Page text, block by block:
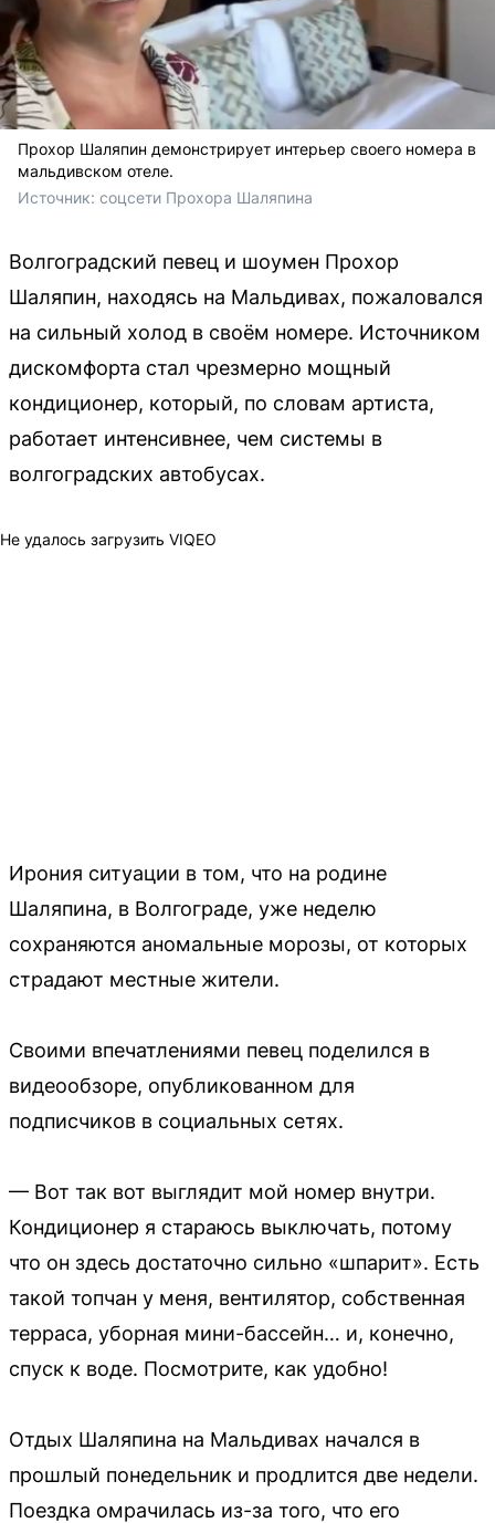
Прохор Шаляпин демонстрирует интерьер своего номера в
мальдивском отеле.
Источник: соцсети Прохора Шаляпина
Волгоградский певец и шоумен Прохор
Шаляпин, находясь на Мальдивах, пожаловался
на сильный холод в своём номере. Источником
дискомфорта стал чрезмерно мощный
кондиционер, который, по словам артиста,
работает интенсивнее, чем системы в
волгоградских автобусах.
Не удалось загрузить VIQEO
Ирония ситуации в том, что на родине
Шаляпина, в Волгограде, уже неделю
сохраняются аномальные морозы, от которых
страдают местные жители.
Своими впечатлениями певец поделился в
видеообзоре, опубликованном для
подписчиков в социальных сетях.
— Вот так вот выглядит мой номер внутри.
Кондиционер я стараюсь выключать, потому
что он здесь достаточно сильно «шпарит». Есть
такой топчан у меня, вентилятор, собственная
терраса, уборная мини-бассейн… и, конечно,
спуск к воде. Посмотрите, как удобно!
Отдых Шаляпина на Мальдивах начался в
прошлый понедельник и продлится две недели.
Поездка омрачилась из-за того, что его